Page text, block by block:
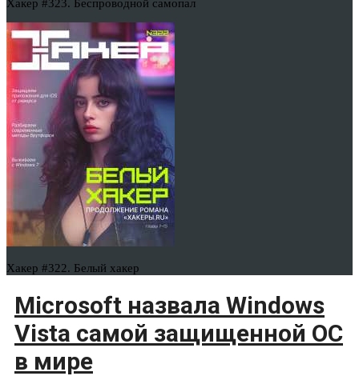
Хакер #323. Беспроводной самопал
Хакер #322. Белый хакер
Microsoft назвала Windows
Vista самой защищенной ОС
в мире